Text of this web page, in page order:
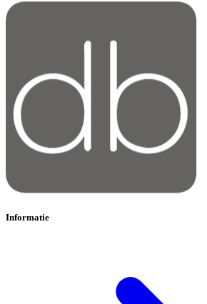
Informatie